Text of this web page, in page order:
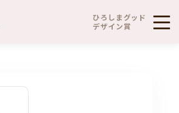
ひろしまグッド
デザイン賞